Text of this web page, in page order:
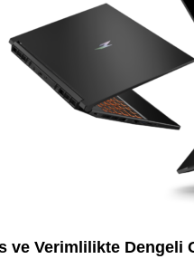
ve Verimlilikte Dengeli